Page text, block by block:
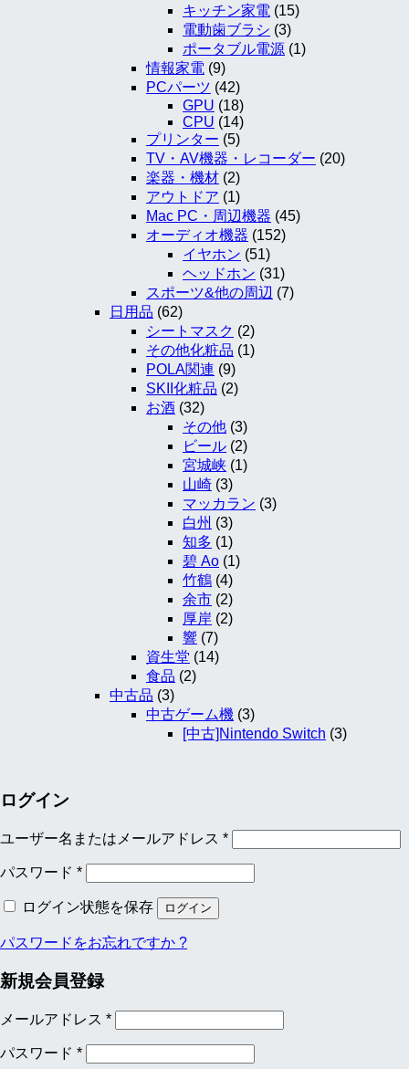
キッチン家電 (15)
電動歯ブラシ (3)
ポータブル電源 (1)
情報家電 (9)
PCパーツ (42)
GPU (18)
CPU (14)
プリンター (5)
TV・AV機器・レコーダー (20)
楽器・機材 (2)
アウトドア (1)
Mac PC・周辺機器 (45)
オーディオ機器 (152)
イヤホン (51)
ヘッドホン (31)
スポーツ&他の周辺 (7)
日用品 (62)
シートマスク (2)
その他化粧品 (1)
POLA関連 (9)
SKII化粧品 (2)
お酒 (32)
その他 (3)
ビール (2)
宮城峡 (1)
山崎 (3)
マッカラン (3)
白州 (3)
知多 (1)
碧 Ao (1)
竹鶴 (4)
余市 (2)
厚岸 (2)
響 (7)
資生堂 (14)
食品 (2)
中古品 (3)
中古ゲーム機 (3)
[中古]Nintendo Switch (3)
ログイン
ユーザー名またはメールアドレス *
パスワード *
ログイン状態を保存 ログイン
パスワードをお忘れですか ?
新規会員登録
メールアドレス *
パスワード *